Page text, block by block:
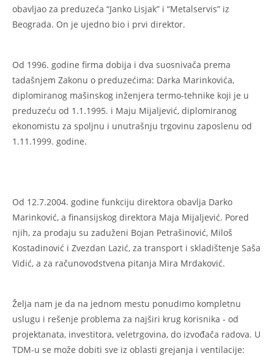
obavljao za preduzeća “Janko Lisjak” i “Metalservis” iz
Beograda. On je ujedno bio i prvi direktor.
Od 1996. godine firma dobija i dva suosnivača prema
tadašnjem Zakonu o preduzećima: Darka Marinkovića,
diplomiranog mašinskog inženjera termo-tehnike koji je u
preduzeću od 1.1.1995. i Maju Mijaljević, diplomiranog
ekonomistu za spoljnu i unutrašnju trgovinu zaposlenu od
1.11.1999. godine.
Od 12.7.2004. godine funkciju direktora obavlja Darko
Marinković, a finansijskog direktora Maja Mijaljević. Pored
njih, za prodaju su zaduženi Bojan Petrašinović, Miloš
Kostadinović i Zvezdan Lazić, za transport i skladištenje Saša
Vidić, a za računovodstvena pitanja Mira Mrdaković.
Želja nam je da na jednom mestu ponudimo kompletnu
uslugu i rešenje problema za najširi krug korisnika - od
projektanata, investitora, veletrgovina, do izvođača radova. U
TDM-u se može dobiti sve iz oblasti grejanja i ventilacije: